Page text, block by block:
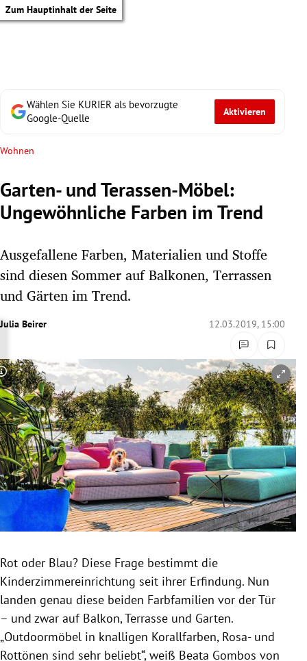
Zum Hauptinhalt der Seite
Untermenü
Untermenü
Untermenü
Untermenü
Untermenü
Untermenü
Untermenü
Untermenü
Wählen Sie KURIER als bevorzugte
Google-Quelle
Aktivieren
Wohnen
Garten- und Terassen-Möbel:
Ungewöhnliche Farben im Trend
Ausgefallene Farben, Materialien und Stoffe
sind diesen Sommer auf Balkonen, Terrassen
und Gärten im Trend.
Julia Beirer 12.03.2019, 15:00
Copyright-Hinweis öffnen/schließen
Rot oder Blau? Diese Frage bestimmt die
Kinderzimmereinrichtung seit ihrer Erfindung. Nun
landen genau diese beiden Farbfamilien vor der Tür
– und zwar auf Balkon, Terrasse und Garten.
„Outdoormöbel in knalligen Korallfarben, Rosa- und
Rottönen sind sehr beliebt“, weiß Beata Gombos von